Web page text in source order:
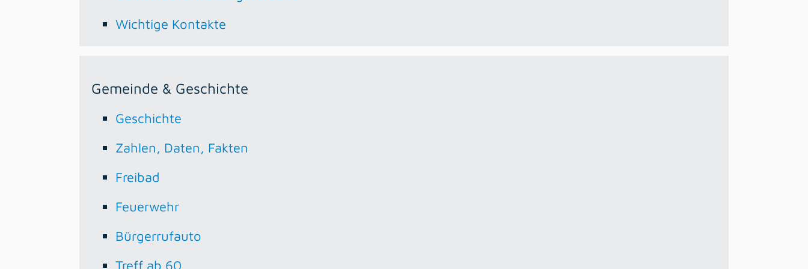
Wichtige Kontakte
Gemeinde & Geschichte
Geschichte
Zahlen, Daten, Fakten
Freibad
Feuerwehr
Bürgerrufauto
Treff ab 60